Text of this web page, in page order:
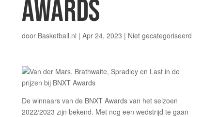
AWARDS
door Basketball.nl | Apr 24, 2023 | Niet gecategoriseerd
De winnaars van de BNXT Awards van het seizoen
2022/2023 zijn bekend. Met nog een wedstrijd te gaan